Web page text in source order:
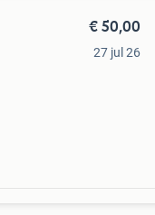
€ 50,00
27 jul 26